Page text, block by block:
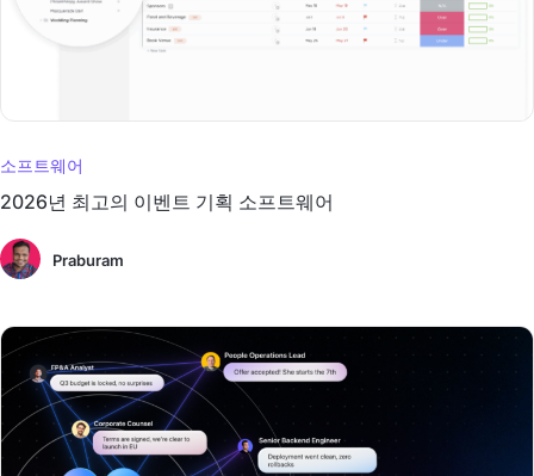
소프트웨어
2026년 최고의 이벤트 기획 소프트웨어
Praburam